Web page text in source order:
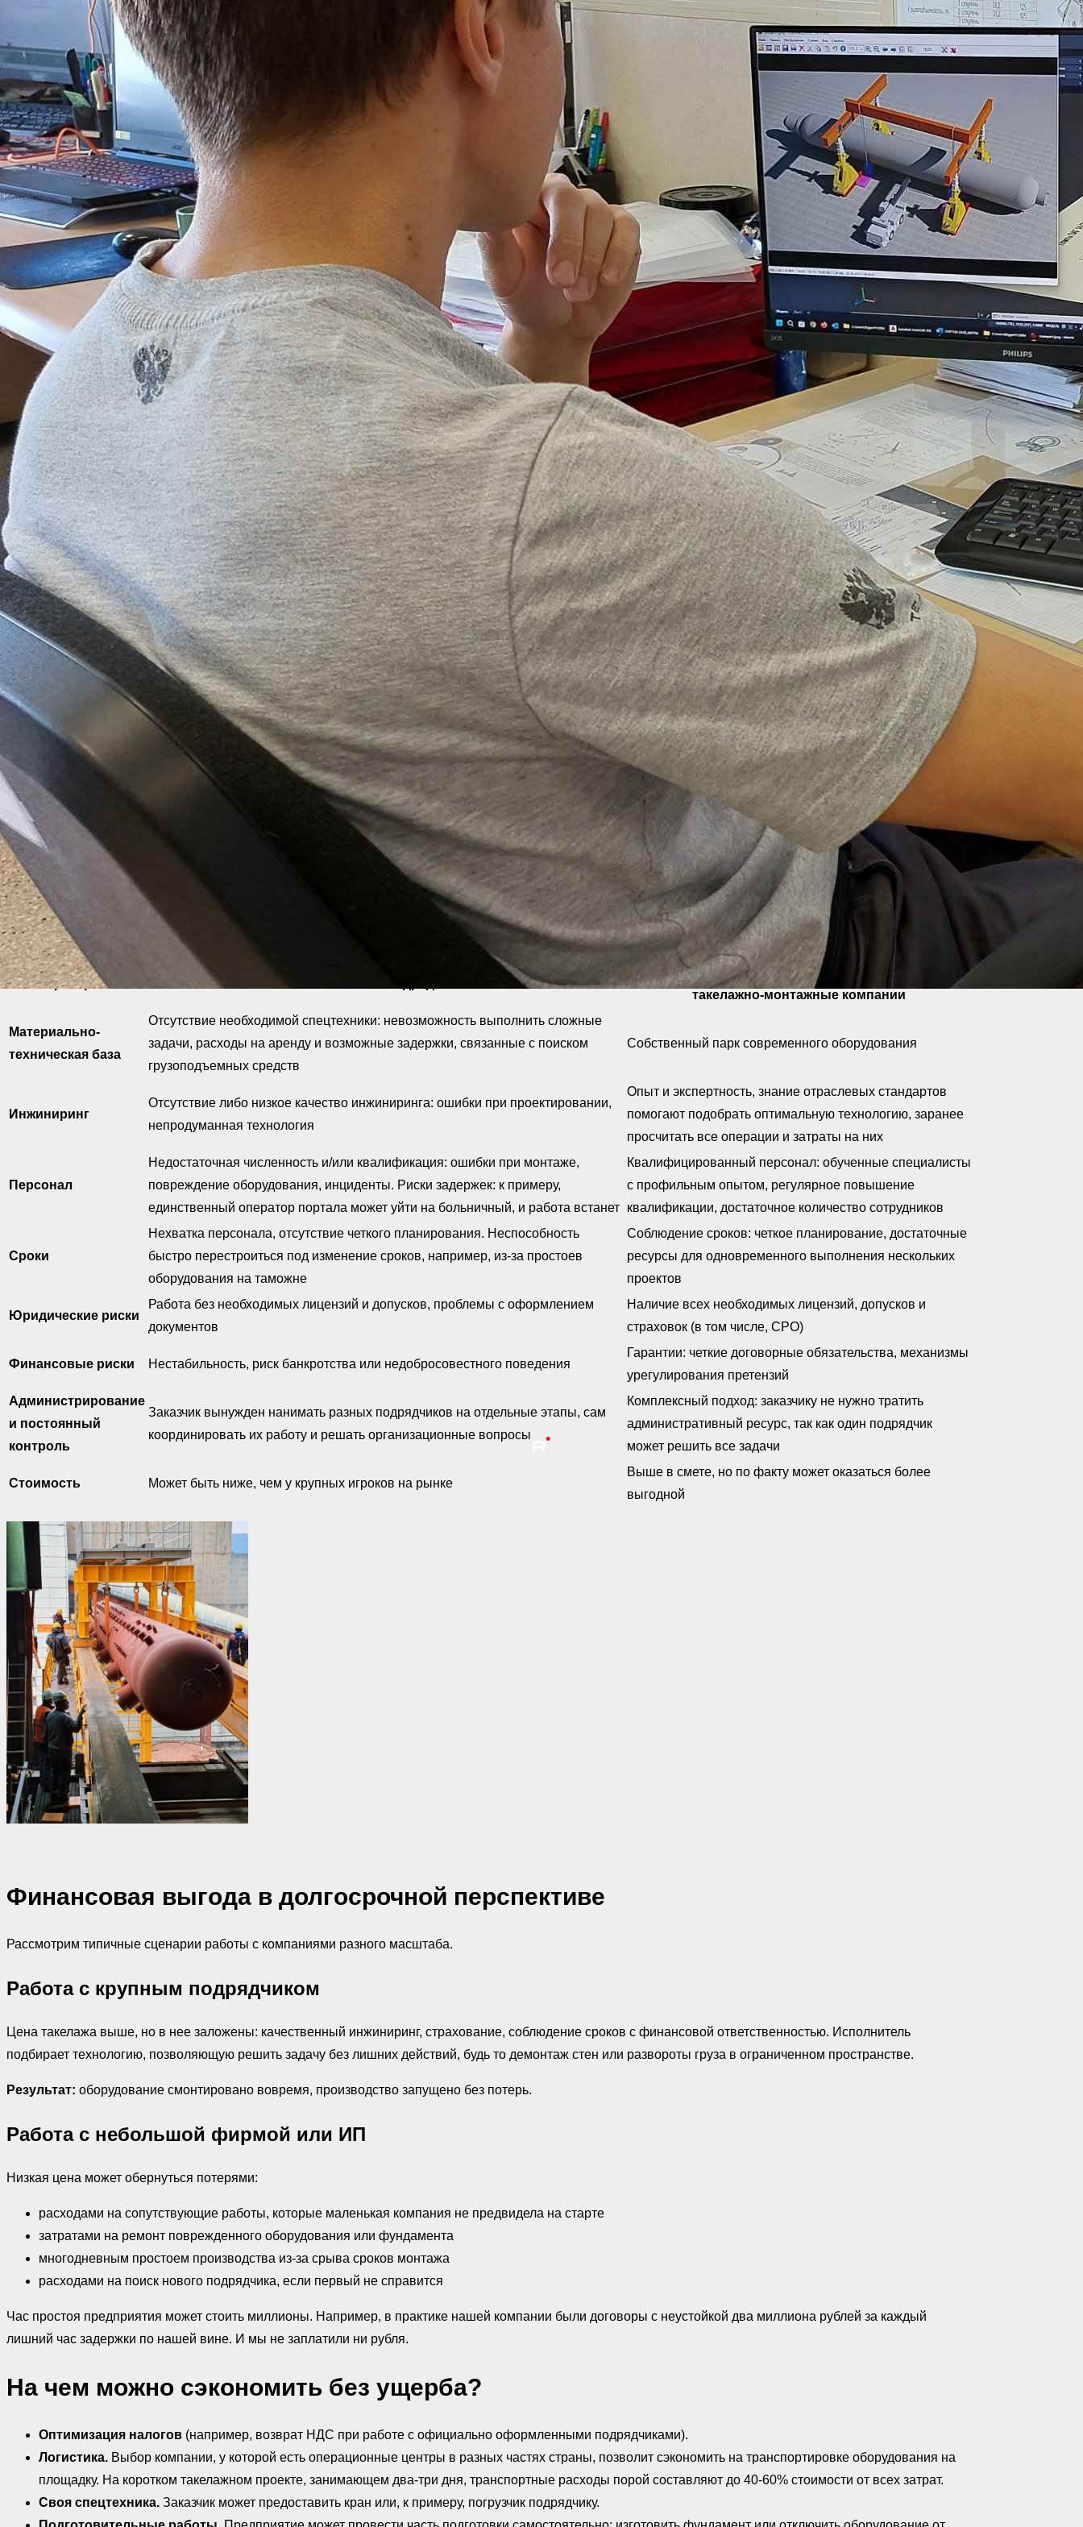
Работа с крупным подрядчиком
Работа с небольшой фирмой или ИП
На чем можно сэкономить без ущерба?
Заключение
Выбирая подрядчика для установки и монтажа оборудования, заказчики, естественно, смотрят на стоимость выполнения работ, а она, как правило, несколько
ниже у небольших организаций и ИП. Объясняем, какие риски несет такая экономия и почему сотрудничество с крупной компанией на деле оказывается более
выгодным.
Стоимость услуг: почему небольшая цена не всегда означает выгоду
На рынке такелажных работ есть минимум услуг, которые имеют конкретную стоимость, и она примерно одинакова: например, такелаж трансформатора. Но в
основном цена услуг складывается из множества факторов, среди которых:
Прямые затраты.
Фонд оплаты труда сотрудников, стоимость доставки грузоподъемной техники на объект, цена расходных материалов, амортизация
оборудования и так далее.
Косвенные затраты.
Инвестиции в обучение специалистов и развитие материально-технической базы. Поддержание служб, необходимых для
качественной реализации проектов (например, инжиниринговых подразделений, отдела охраны труда, бухгалтерии).
Чтобы получить низкую стоимость, из этого списка нужно убрать какие-либо составляющие. Например, более низкие затраты на персонал будут у компаний с
маленьким штатом, либо у тех, кто нанимает менее квалифицированных людей. Но это напрямую влияет на сроки проекта и соблюдение стандартов. Экономия
на качестве СИЗ и инструмента ставит под вопрос безопасность.
Давайте сравним преимущества и недостатки сотрудничества с разными организациями.
Небольшие подрядчики VS Крупные компании
Критерий
Крупные
такелажно-монтажные компании
Материально-
техническая база
Отсутствие необходимой спецтехники: невозможность выполнить сложные
задачи, расходы на аренду и возможные задержки, связанные с поиском
грузоподъемных средств
Собственный парк современного оборудования
Инжиниринг
Отсутствие либо низкое качество инжиниринга: ошибки при проектировании,
непродуманная технология
Опыт и экспертность, знание отраслевых стандартов
помогают подобрать оптимальную технологию, заранее
просчитать все операции и затраты на них
Персонал
Недостаточная численность и/или квалификация: ошибки при монтаже,
повреждение оборудования, инциденты. Риски задержек: к примеру,
единственный оператор портала может уйти на больничный, и работа встанет
Квалифицированный персонал: обученные специалисты
с профильным опытом, регулярное повышение
квалификации, достаточное количество сотрудников
Сроки
Нехватка персонала, отсутствие четкого планирования. Неспособность
быстро перестроиться под изменение сроков, например, из-за простоев
оборудования на таможне
Соблюдение сроков: четкое планирование, достаточные
ресурсы для одновременного выполнения нескольких
проектов
Юридические риски
Работа без необходимых лицензий и допусков, проблемы с оформлением
документов
Наличие всех необходимых лицензий, допусков и
страховок (в том числе, СРО)
Финансовые риски Нестабильность, риск банкротства или недобросовестного поведения
Гарантии: четкие договорные обязательства, механизмы
урегулирования претензий
Администрирование
и постоянный
контроль
Заказчик вынужден нанимать разных подрядчиков на отдельные этапы, сам
координировать их работу и решать организационные вопросы
Комплексный подход: заказчику не нужно тратить
административный ресурс, так как один подрядчик
может решить все задачи
Стоимость Может быть ниже, чем у крупных игроков на рынке
Выше в смете, но по факту может оказаться более
выгодной
Финансовая выгода в долгосрочной перспективе
Рассмотрим типичные сценарии работы с компаниями разного масштаба.
Работа с крупным подрядчиком
Цена такелажа выше, но в нее заложены: качественный инжиниринг, страхование, соблюдение сроков с финансовой ответственностью. Исполнитель
подбирает технологию, позволяющую решить задачу без лишних действий, будь то демонтаж стен или развороты груза в ограниченном пространстве.
Результат: оборудование смонтировано вовремя, производство запущено без потерь.
Работа с небольшой фирмой или ИП
Низкая цена может обернуться потерями:
расходами на сопутствующие работы, которые маленькая компания не предвидела на старте
затратами на ремонт поврежденного оборудования или фундамента
многодневным простоем производства из-за срыва сроков монтажа
расходами на поиск нового подрядчика, если первый не справится
Час простоя предприятия может стоить миллионы. Например, в практике нашей компании были договоры с неустойкой два миллиона рублей за каждый
лишний час задержки по нашей вине. И мы не заплатили ни рубля.
На чем можно сэкономить без ущерба?
Оптимизация налогов (например, возврат НДС при работе с официально оформленными подрядчиками).
Логистика. Выбор компании, у которой есть операционные центры в разных частях страны, позволит сэкономить на транспортировке оборудования на
площадку. На коротком такелажном проекте, занимающем два-три дня, транспортные расходы порой составляют до 40-60% стоимости от всех затрат.
Своя спецтехника. Заказчик может предоставить кран или, к примеру, погрузчик подрядчику.